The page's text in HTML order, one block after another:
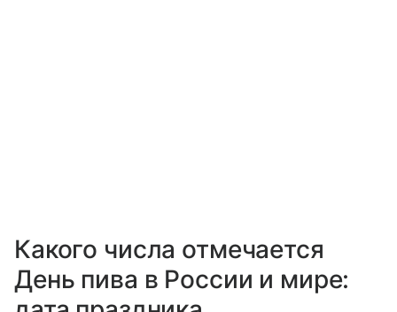
Какого числа отмечается
День пива в России и мире: